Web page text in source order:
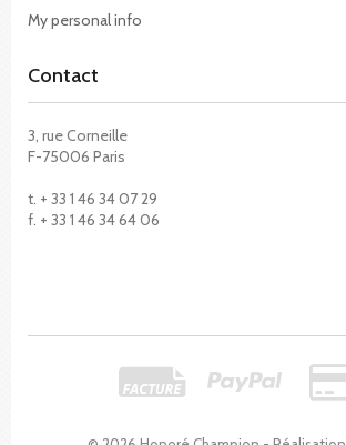
My personal info
Contact
3, rue Corneille
F-75006 Paris
t. + 33 1 46 34 07 29
f. + 33 1 46 34 64 06